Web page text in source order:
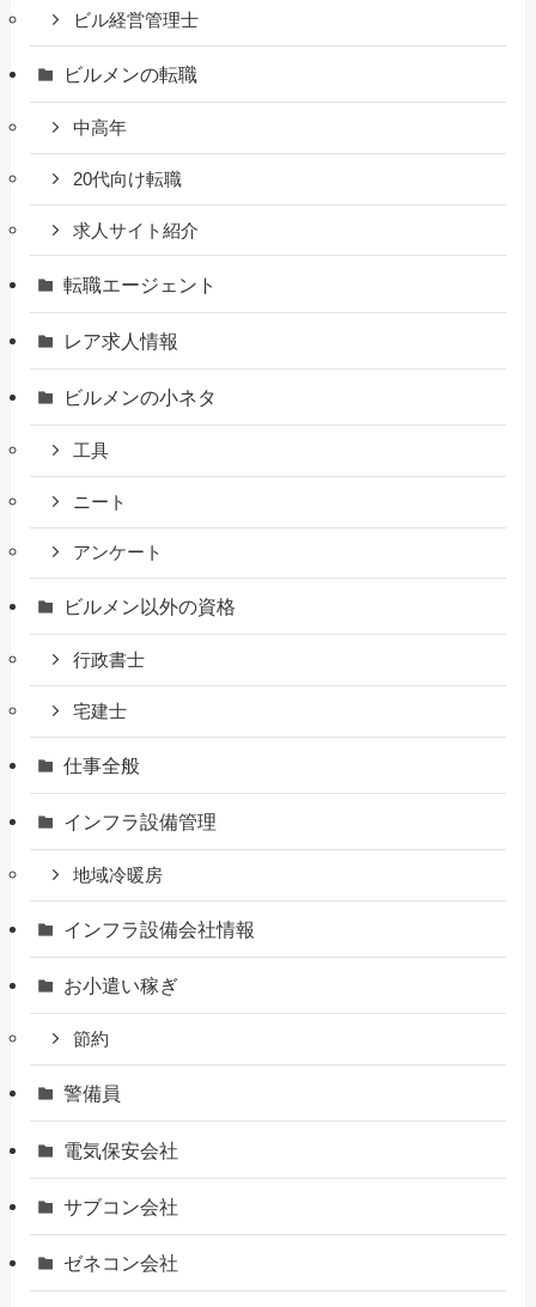
ビル経営管理士
ビルメンの転職
中高年
20代向け転職
求人サイト紹介
転職エージェント
レア求人情報
ビルメンの小ネタ
工具
ニート
アンケート
ビルメン以外の資格
行政書士
宅建士
仕事全般
インフラ設備管理
地域冷暖房
インフラ設備会社情報
お小遣い稼ぎ
節約
警備員
電気保安会社
サブコン会社
ゼネコン会社